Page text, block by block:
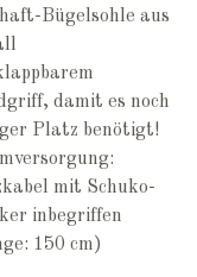
Bügelsohle aus
damit es noch
Platz benötigt!
mit Schuko-
inbegriffen
150 cm)